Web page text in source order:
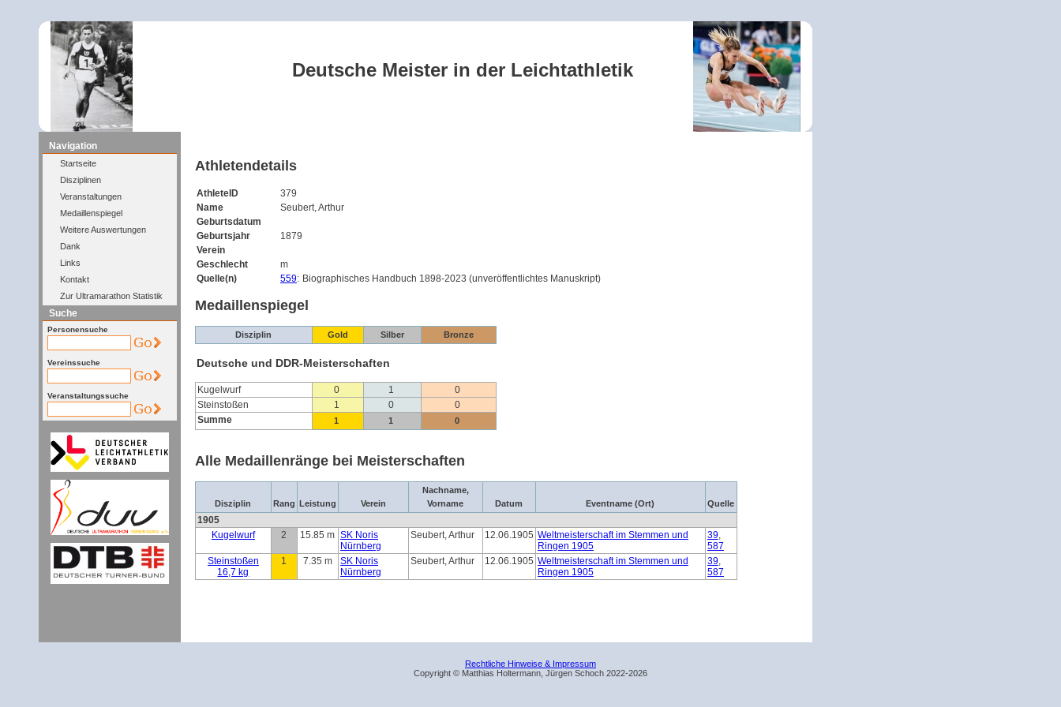
Deutsche Meister in der Leichtathletik
Navigation
Startseite
Disziplinen
Veranstaltungen
Medaillenspiegel
Weitere Auswertungen
Dank
Links
Kontakt
Zur Ultramarathon Statistik
Suche
Personensuche
Vereinssuche
Veranstaltungssuche
Athletendetails
AthleteID
379
Name
Seubert, Arthur
Geburtsdatum
Geburtsjahr
1879
Verein
Geschlecht
m
Quelle(n)
559: Biographisches Handbuch 1898-2023 (unveröffentlichtes Manuskript)
Medaillenspiegel
Disziplin Gold Silber Bronze
Deutsche und DDR-Meisterschaften
Kugelwurf 0 1
0
Steinstoßen
1 0
0
Summe
1 1 0
Alle Medaillenränge bei Meisterschaften
Disziplin Rang Leistung Verein
Nachname,
Vorname
Datum Eventname (Ort) Quelle
1905
Kugelwurf
2 15.85 m SK Noris
Nürnberg
Seubert, Arthur 12.06.1905 Weltmeisterschaft im Stemmen und
Ringen 1905
39,
587
Steinstoßen
16,7 kg
1 7.35 m
SK Noris
Nürnberg
Seubert, Arthur 12.06.1905 Weltmeisterschaft im Stemmen und
Ringen 1905
39,
587
Rechtliche Hinweise & Impressum
Copyright © Matthias Holtermann, Jürgen Schoch 2022-2026